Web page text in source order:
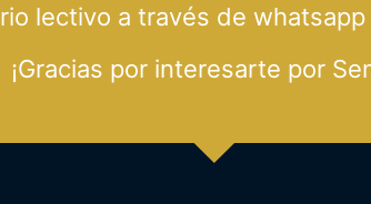
lectivo a través de whatsapp
¡Gracias por interesarte por